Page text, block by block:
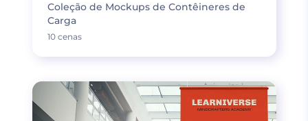
Coleção de Mockups de Contêineres de
Carga
10 cenas